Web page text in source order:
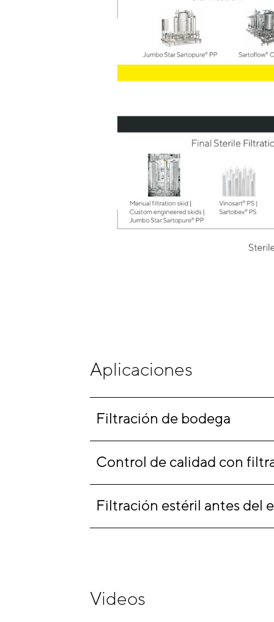
Aplicaciones
Filtración de bodega
Control de calidad con
Filtración estéril antes del
Videos